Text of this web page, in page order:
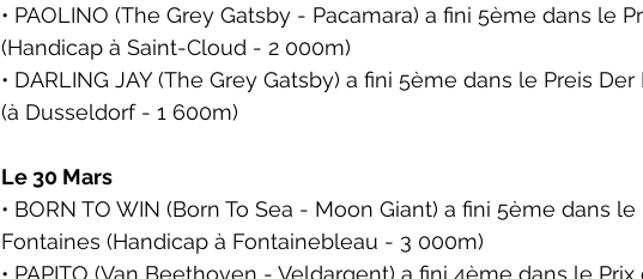
• PAOLINO (The Grey Gatsby - Pacamara) a fini 5ème dans le
(Handicap à Saint-Cloud - 2 000m)
• DARLING JAY (The Grey Gatsby) a fini 5ème dans le Preis
(à Dusseldorf - 1 600m)
Le 30 Mars
• BORN TO WIN (Born To Sea - Moon Giant) a fini 5ème dans le
Fontaines (Handicap à Fontainebleau - 3 000m)
• PAPITO (Van Beethoven - Veldargent) a fini 4ème dans le Prix